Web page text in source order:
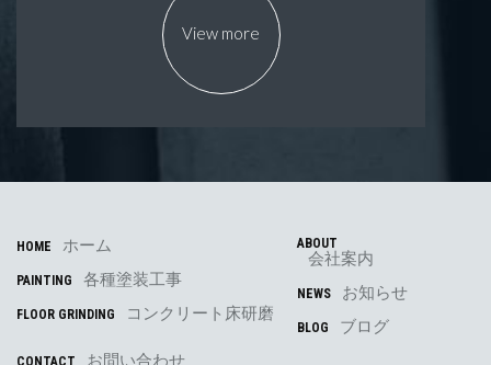
View more
HOME ホーム
PAINTING 各種塗装工事
FLOOR GRINDING コンクリート床研磨
ABOUT
会社案内
NEWS お知らせ
BLOG ブログ
お問い合わせ